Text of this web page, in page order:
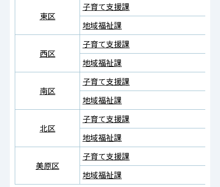
東区
子育て支援課
地域福祉課
西区
子育て支援課
地域福祉課
南区
子育て支援課
地域福祉課
北区
子育て支援課
地域福祉課
美原区
子育て支援課
地域福祉課